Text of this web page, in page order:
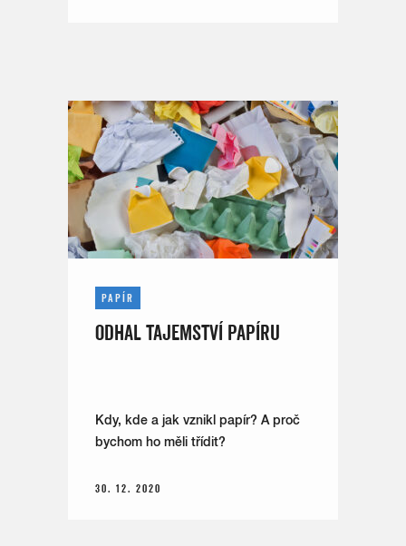
PAPÍR
ODHAL TAJEMSTVÍ PAPÍRU
Kdy, kde a jak vznikl papír? A proč
bychom ho měli třídit?
30. 12. 2020